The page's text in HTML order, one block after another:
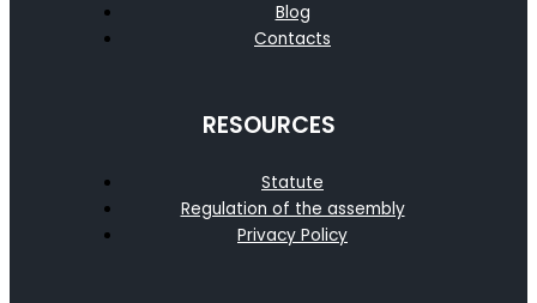
Blog
Contacts
RESOURCES
Statute
Regulation of the assembly
Privacy Policy